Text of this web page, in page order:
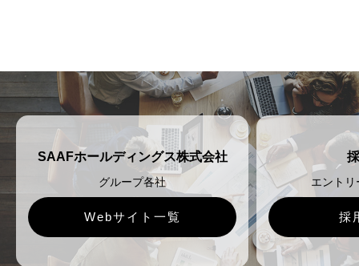
SAAFホールディングス株式会社
グループ各社
Webサイト一覧
エント
採